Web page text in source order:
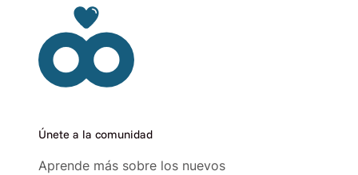
Únete a la comunidad
Aprende más sobre los nuevos